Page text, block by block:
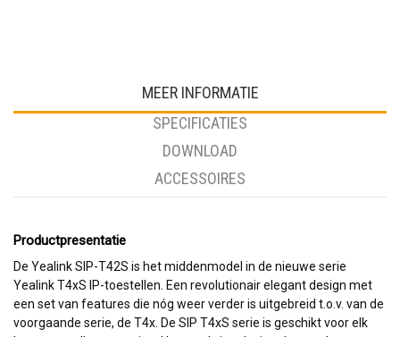
MEER INFORMATIE
SPECIFICATIES
DOWNLOAD
ACCESSOIRES
Productpresentatie
De Yealink SIP-T42S is het middenmodel in de nieuwe serie
Yealink T4xS IP-toestellen. Een revolutionair elegant design met
een set van features die nóg weer verder is uitgebreid t.o.v. van de
voorgaande serie, de T4x. De SIP T4xS serie is geschikt voor elk